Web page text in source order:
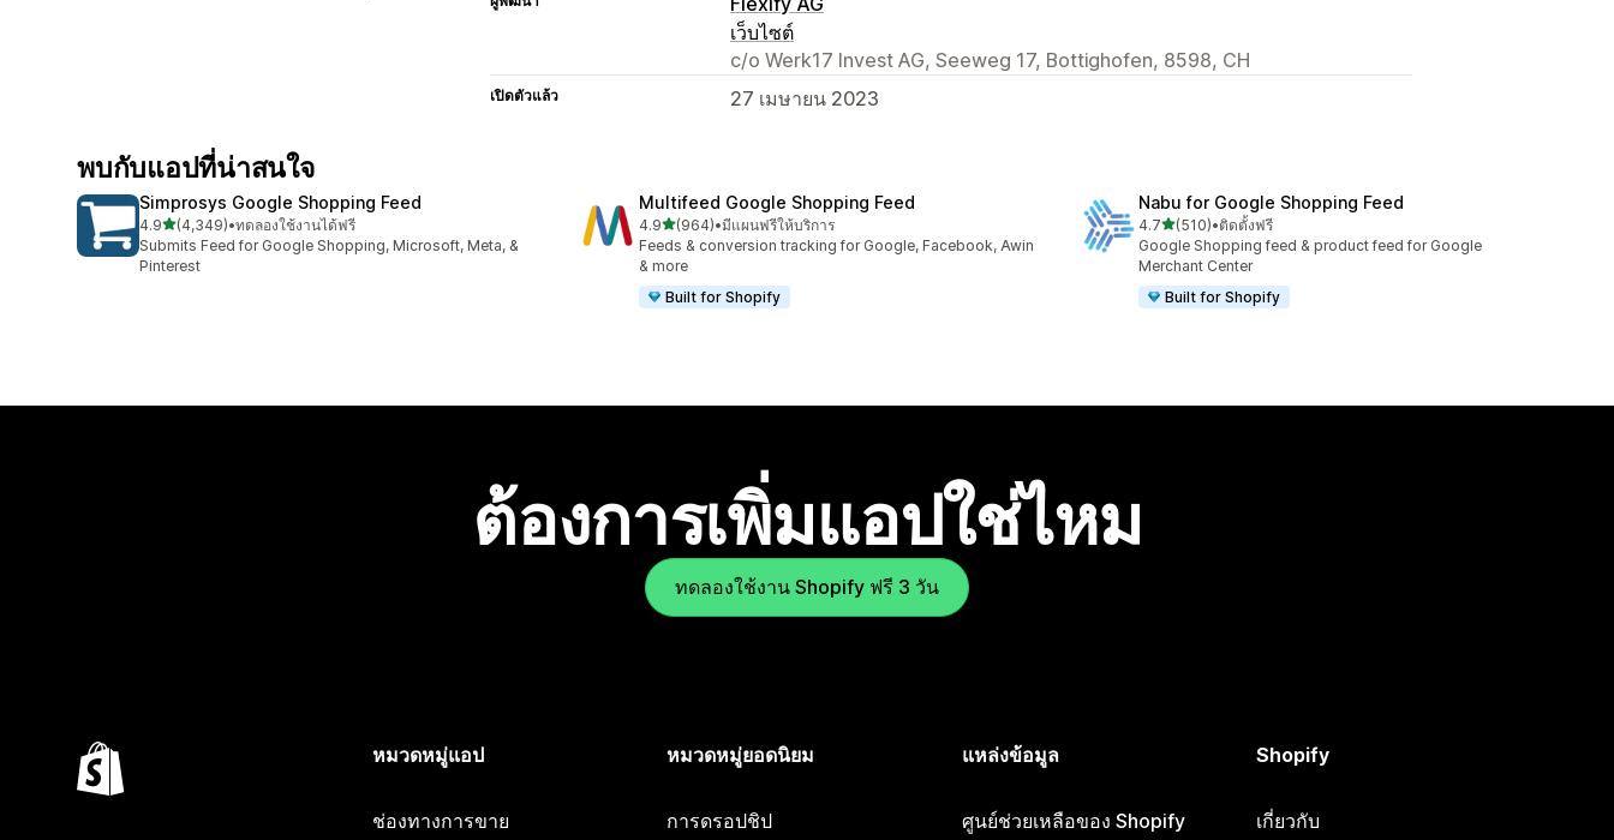
เว็บไซต์
c/o Werk17 Invest AG, Seeweg 17, Bottighofen, 8598, CH
เปิดตัวแล้ว 27 เมษายน 2023
พบกับแอปที่น่าสนใจ
Simprosys Google Shopping Feed
4.9เต็ม 5 ดาว
(4,349)
ทั้งหมด 4349 รีวิว
•ทดลองใช้งานได้ฟรี
Submits Feed for Google Shopping, Microsoft, Meta, &
Pinterest
Multifeed Google Shopping Feed
4.9เต็ม 5 ดาว
(964)
ทั้งหมด 964 รีวิว
•มีแผนฟรีให้บริการ
Feeds & conversion tracking for Google, Facebook, Awin
& more
Built for Shopify
Nabu for Google Shopping Feed
4.7เต็ม 5 ดาว
(510)
ทั้งหมด 510 รีวิว
•ติดตั้งฟรี
Google Shopping feed & product feed for Google
Merchant Center
Built for Shopify
ต้องการเพิ่มแอปใช่ไหม
ทดลองใช้งาน Shopify ฟรี 3 วัน
หมวดหมู่แอป
ช่องทางการขาย
หมวดหมู่ยอดนิยม
การดรอปชิป
แหล่งข้อมูล
ศูนย์ช่วยเหลือของ Shopify
Shopify
เกี่ยวกับ